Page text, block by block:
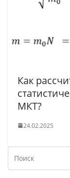
Как
МКТ?
24.02.2025